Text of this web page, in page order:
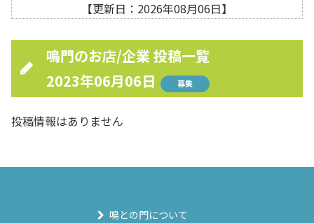
【更新日：2026年08月06日】
鳴門のお店/企業 投稿一覧
2023年06月06日
募集
投稿情報はありません
鳴との門について